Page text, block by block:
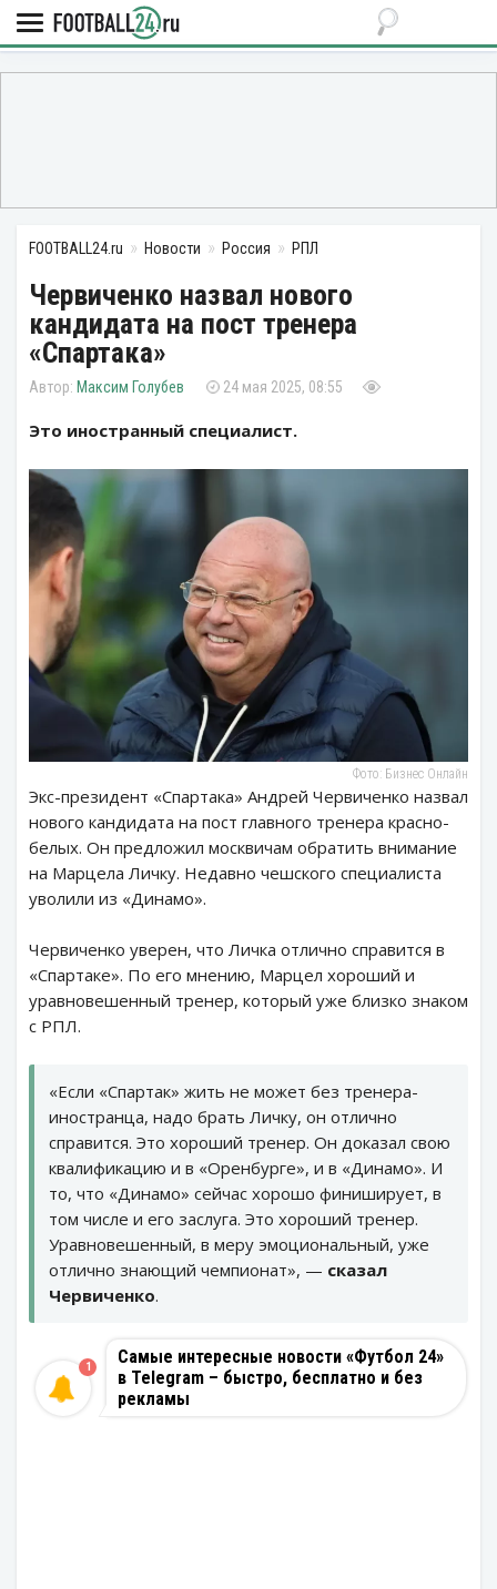
FOOTBALL24.ru Новости Россия РПЛ
Червиченко назвал нового
кандидата на пост тренера
«Спартака»
Максим Голубев 24 мая 2025, 08:55
Это иностранный специалист.
Фото: Бизнес Онлайн
Экс-президент «Спартака» Андрей Червиченко назвал
нового кандидата на пост главного тренера красно-
белых. Он предложил москвичам обратить внимание
на Марцела Личку. Недавно чешского специалиста
уволили из «Динамо».
Червиченко уверен, что Личка отлично справится в
«Спартаке». По его мнению, Марцел хороший и
уравновешенный тренер, который уже близко знаком
с РПЛ.
«Если «Спартак» жить не может без тренера-
иностранца, надо брать Личку, он отлично
справится. Это хороший тренер. Он доказал свою
квалификацию и в «Оренбурге», и в «Динамо». И
то, что «Динамо» сейчас хорошо финиширует, в
том числе и его заслуга. Это хороший тренер.
Уравновешенный, в меру эмоциональный, уже
отлично знающий чемпионат», — сказал
Червиченко.
Самые интересные новости «Футбол 24»
в Telegram – быстро, бесплатно и без
рекламы
1